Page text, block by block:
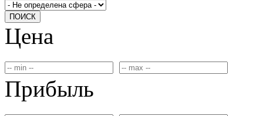
ПОИСК
Цена
Прибыль